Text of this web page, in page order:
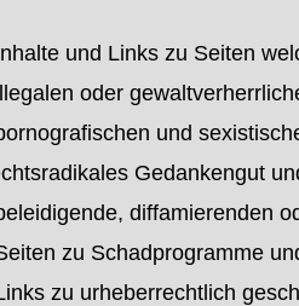
und Links zu Seiten
oder
und
Gedankengut
diffamierenden
zu Schadprogramme
zu urheberrechtlich